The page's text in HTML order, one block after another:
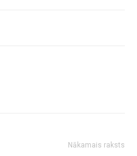
Nākamais raksts